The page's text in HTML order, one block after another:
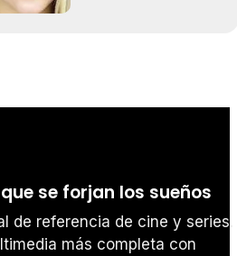
se forjan los sueños
de referencia de cine y series.
más completa con